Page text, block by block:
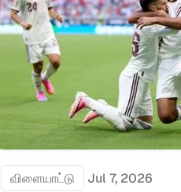
விளையாட்டு Jul 7, 2026